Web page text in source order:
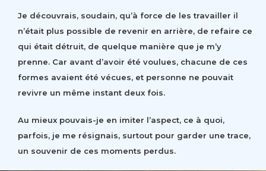
Je découvrais, soudain, qu’à force de les travailler il
n’était plus possible de revenir en arrière, de refaire ce
qui était détruit, de quelque manière que je m’y
prenne. Car avant d’avoir été voulues, chacune de ces
formes avaient été vécues, et personne ne pouvait
revivre un même instant deux fois.
Au mieux pouvais-je en imiter l’aspect, ce à quoi,
parfois, je me résignais, surtout pour garder une trace,
un souvenir de ces moments perdus.